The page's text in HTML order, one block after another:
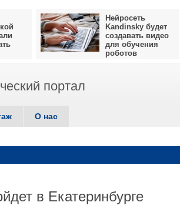
Нейросеть
Kandinsky будет
создавать видео
для обучения
роботов
портал
О нас
в Екатеринбурге